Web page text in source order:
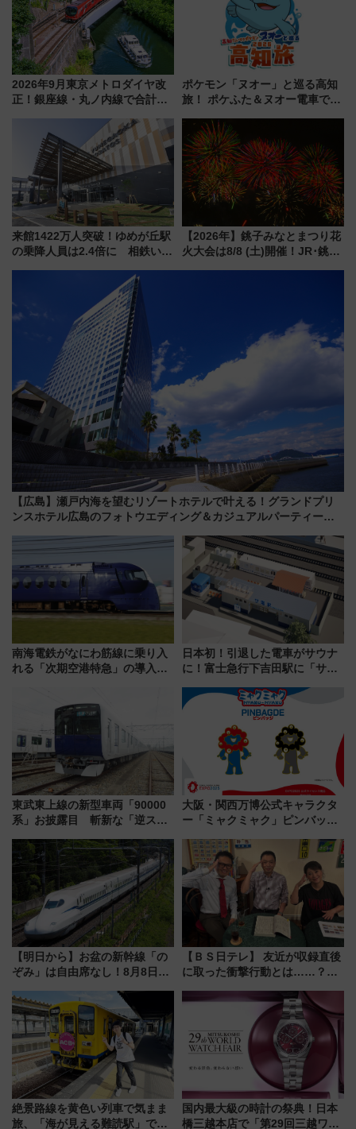
をご紹介
2026年9月東京メトロダイヤ改
正！銀座線・丸ノ内線で合計
ポケモン「ヌオー」と巡る高知
旅！ ポケふた＆ヌオー電車で楽
路の絶景と絶品グルメを満喫！
（7月18日スタート）
来館1422万人突破！ゆめが丘駅
の乗降人員は2.4倍に 相鉄いず
年祭にそうにゃん＆DB.スター
【2026年】銚子みなとまつり花
火大会は8/8 (土)開催！JR･銚子
【広島】瀬戸内海を望むリゾートホテルで叶える！グランドプリ
ンスホテル広島のフォトウエディング＆カジュアルパーティープ
南海電鉄がなにわ筋線に乗り入
れる「次期空港特急」の導入を
日本初！引退した電車がサウナ
に！富士急行下吉田駅に「サ電
業 行き交う電車の音や振動を
感じながら「ととのう」新感覚
東武東上線の新型車両「90000
系」お披露目 斬新な「逆スラ
放的な車内空間に注目、デビュ
ーは9月
大阪・関西万博公式キャラクタ
ー「ミャクミャク」ピンバッジ
中旬発売
【明日から】お盆の新幹線「の
ぞみ」は自由席なし！8月8日午
せば空きが見つかることも 混
雑避ける「空席」探しのコツ
【ＢＳ日テレ】 友近が収録直後
に取った衝撃行動とは……？
で極上の夏祭り鉄道旅を放送
絶景路線を黄色い列車で気まま
旅、「海が見える難読駅」で幸
国内最大級の時計の祭典！日本
橋三越本店で「第29回三越ワー